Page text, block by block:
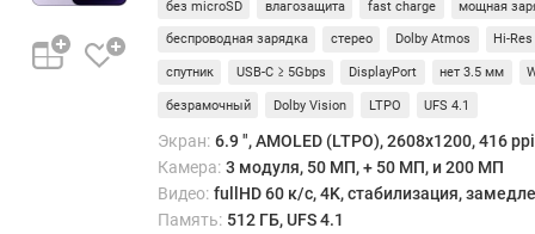
3
один
у
л
без microSD влагозащита fast charge мощная
беспроводная зарядка стерео Dolby Atmos Hi-Res
спутник USB-C ≥ 5Gbps DisplayPort нет 3.5 мм
безрамочный Dolby Vision LTPO UFS 4.1
Экран: 6.9 ", AMOLED (LTPO), 2608x1200, 416
Камера: 3 модуля, 50 МП, + 50 МП, и 200 МП
Видео: fullHD 60 к/с, 4K, стабилизация,
Память: 512 ГБ, UFS 4.1